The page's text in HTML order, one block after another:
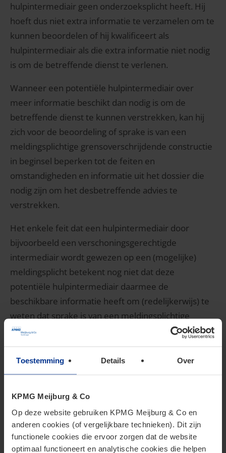
Toestemming Details Over
KPMG Meijburg & Co
Op deze website gebruiken KPMG Meijburg & Co en
anderen cookies (of vergelijkbare technieken). Dit zijn
functionele cookies die ervoor zorgen dat de website
optimaal functioneert en analytische cookies die helpen
hulpintermediair geen onderzoeksplicht heeft. Hij
hoeft dus niet extra informatie te verzamelen om te
kunnen beoordelen of hij kwalificeert als
hulpintermediair als die extra informatie niet nodig
is om de betreffende dienst te verlenen.
Wanneer een potentiële hulpintermediair over
meer informatie beschikt dan nodig is om de
betreffende dienst te kunnen verstrekken, kan hij
zich voor de beoordeling of sprake is van een
meldingsplichtige grensoverschrijdende constructie
in beginsel beperken tot de feiten en
omstandigheden en informatie uit het dossier die
nodig zijn om het desbetreffende advies te
verstrekken.
Het enkele feit dat een hulpintermediair door
bijvoorbeeld een verschoningsgerechtigde
intermediair wordt gewezen op een (mogelijke)
meldingsplicht betekent nog niet dat deze
potentiële hulpintermediair daarmee de
beschikbare informatie heeft om (redelijkerwijs) te
weten dat sprake is van een meldingsplichtige
grensoverschrijdende constructie.
Relevante belastingplichtige
Onder omstandigheden kan de meldingsplicht op
grond van de Mandatory Disclosure Rules
verschuiven van de intermediair naar de
zogenoemde relevante belastingplichtige (mits deze